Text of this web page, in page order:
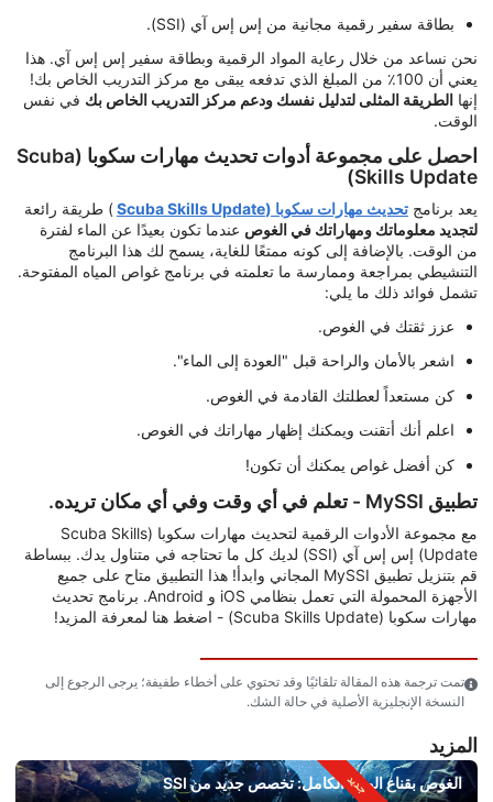
بطاقة سفير رقمية مجانية من إس إس آي (SSI).
نحن نساعد من خلال رعاية المواد الرقمية وبطاقة سفير إس إس آي. هذا
يعني أن 100٪ من المبلغ الذي تدفعه يبقى مع مركز التدريب الخاص بك!
إنها الطريقة المثلى لتدليل نفسك ودعم مركز التدريب الخاص بك في نفس
الوقت.
احصل على مجموعة أدوات تحديث مهارات سكوبا (Scuba
Skills Update)
يعد برنامج تحديث مهارات سكوبا (Scuba Skills Update
) طريقة رائعة
لتجديد معلوماتك ومهاراتك في الغوص عندما تكون بعيدًا عن الماء لفترة
من الوقت. بالإضافة إلى كونه ممتعًا للغاية، يسمح لك هذا البرنامج
التنشيطي بمراجعة وممارسة ما تعلمته في برنامج غواص المياه المفتوحة.
تشمل فوائد ذلك ما يلي:
عزز ثقتك في الغوص.
اشعر بالأمان والراحة قبل "العودة إلى الماء".
كن مستعداً لعطلتك القادمة في الغوص.
اعلم أنك أتقنت ويمكنك إظهار مهاراتك في الغوص.
كن أفضل غواص يمكنك أن تكون!
تطبيق MySSI - تعلم في أي وقت وفي أي مكان تريده.
مع مجموعة الأدوات الرقمية لتحديث مهارات سكوبا (Scuba Skills
Update) إس إس آي (SSI) لديك كل ما تحتاجه في متناول يدك. ببساطة
قم بتنزيل تطبيق MySSI المجاني وابدأ! هذا التطبيق متاح على جميع
الأجهزة المحمولة التي تعمل بنظامي iOS و Android. برنامج تحديث
مهارات سكوبا (Scuba Skills Update) - اضغط هنا لمعرفة المزيد!
تمت ترجمة هذه المقالة تلقائيًا وقد تحتوي على أخطاء طفيفة؛ يرجى الرجوع إلى
النسخة الإنجليزية الأصلية في حالة الشك.
المزيد
الغوص بقناع الوجه الكامل: تخصص جديد من SSI